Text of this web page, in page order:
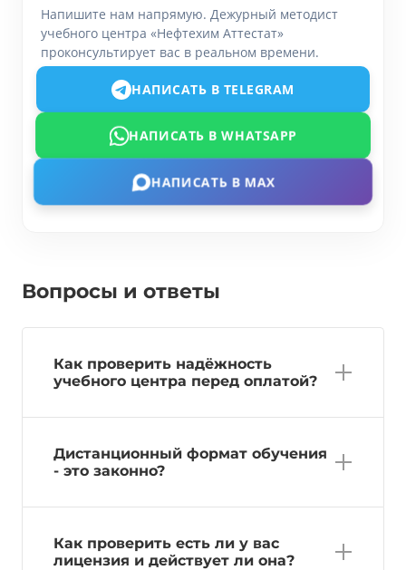
Напишите нам напрямую. Дежурный методист
учебного центра «Нефтехим Аттестат»
проконсультирует вас в реальном времени.
НАПИСАТЬ В TELEGRAM
НАПИСАТЬ В WHATSAPP
НАПИСАТЬ В MAX
Вопросы и ответы
Как проверить надёжность
учебного центра перед оплатой?
Дистанционный формат обучения
- это законно?
Как проверить есть ли у вас
лицензия и действует ли она?